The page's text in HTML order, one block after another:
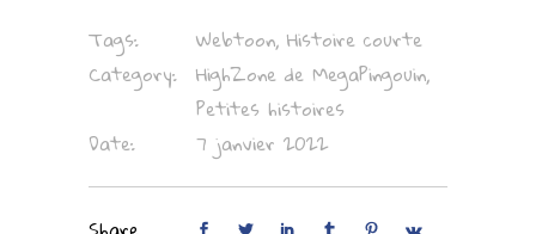
Tags:
Webtoon, Histoire courte
Category: HighZone de MegaPingouin,
Petites histoires
Date:
7 janvier 2022